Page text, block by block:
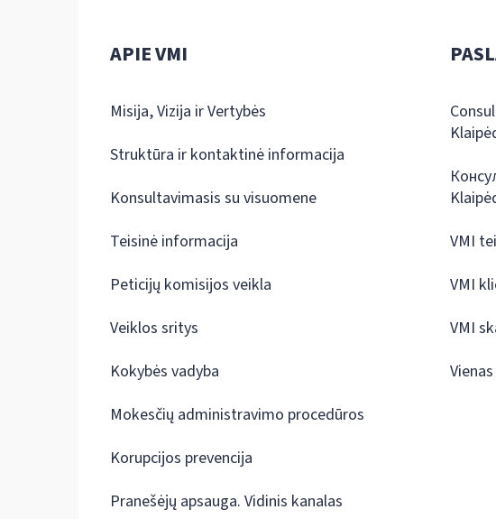
APIE VMI
Misija, Vizija ir Vertybės
Struktūra ir kontaktinė informacija
Konsultavimasis su visuomene
Teisinė informacija
Peticijų komisijos veikla
Veiklos sritys
Kokybės vadyba
Mokesčių administravimo procedūros
Korupcijos prevencija
Pranešėjų apsauga. Vidinis kanalas
VMI
VMI
VMI